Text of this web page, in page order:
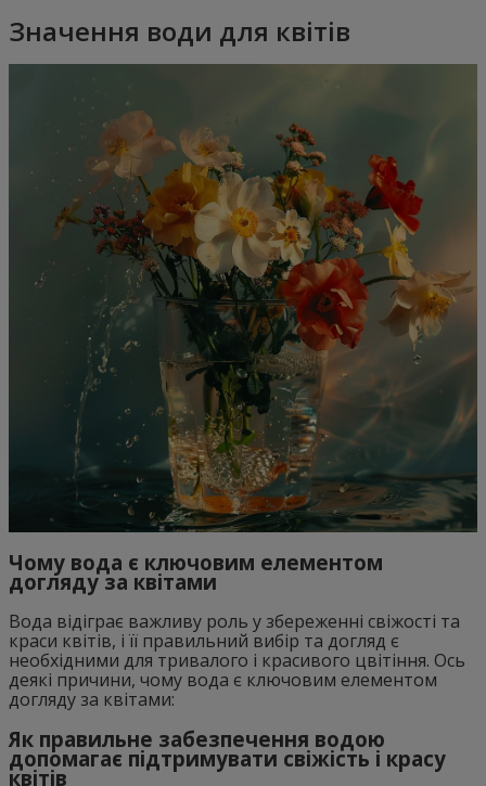
Значення води для квітів
Чому вода є ключовим елементом
догляду за квітами
Вода відіграє важливу роль у збереженні свіжості та
краси квітів, і її правильний вибір та догляд є
необхідними для тривалого і красивого цвітіння. Ось
деякі причини, чому вода є ключовим елементом
догляду за квітами:
Як правильне забезпечення водою
допомагає підтримувати свіжість і красу
квітів